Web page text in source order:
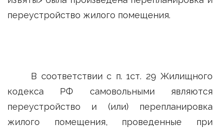
переустройство жилого помещения.
В соответствии с п. 1ст. 29 Жилищного
кодекса РФ самовольными являются
переустройство и (или) перепланировка
жилого помещения, проведенные при